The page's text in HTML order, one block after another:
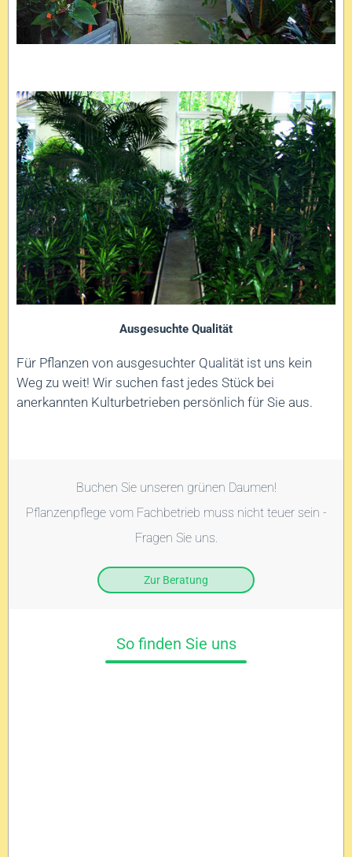
Ausgesuchte Qualität
Für Pflanzen von ausgesuchter Qualität ist uns kein
Weg zu weit! Wir suchen fast jedes Stück bei
anerkannten Kulturbetrieben persönlich für Sie aus.
Buchen Sie unseren grünen Daumen!
Pflanzenpflege vom Fachbetrieb muss nicht teuer sein -
Fragen Sie uns.
Zur Beratung
So finden Sie uns